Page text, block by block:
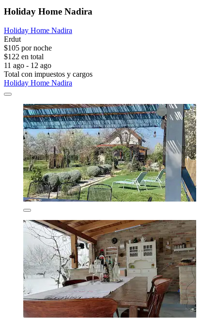
Holiday Home Nadira
Holiday Home Nadira
Erdut
$105 por noche
$122 en total
11 ago - 12 ago
Total con impuestos y cargos
Holiday Home Nadira